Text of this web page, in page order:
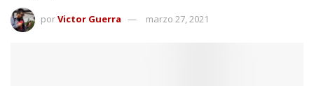
porVictor Guerra marzo 27, 2021